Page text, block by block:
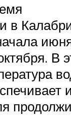
в
В